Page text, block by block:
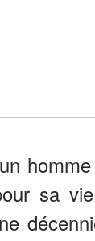
sa